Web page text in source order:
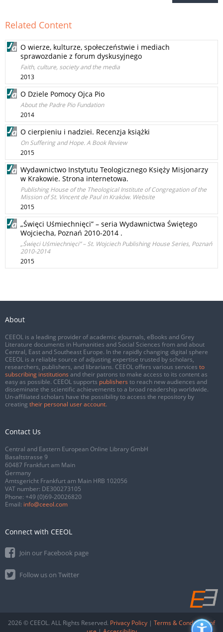
Related Content
O wierze, kulturze, społeczeństwie i mediach
sprawozdanie z forum dyskusyjnego
Faith, culture, society and the media
2013
O Dziele Pomocy Ojca Pio
About the Padre Pio Fundation
2014
O cierpieniu i nadziei. Recenzja książki
On Suffering and Hope. A Book Review
2015
Wydawnictwo Instytutu Teologicznego Księży Misjonarzy
w Krakowie. Strona internetowa.
Publishing House of the Theological Institute of Congregation of the
Mission of St. Vincent de Paul in Kraków. Website
2015
„Święci Uśmiechnięci” – seria Wydawnictwa Świętego
Wojciecha, Poznań 2010-2014 .
„Święci Uśmiechnięci” – St. Wojciech Publishing House Series, Poznań
2010-2014
2015
About
CEEOL is a leading provider of academic eJournals, eBooks and Grey
Literature documents in Humanities and Social Sciences from and about
Central, East and Southeast Europe. In the rapidly changing digital sphere
CEEOL is a reliable source of adjusting expertise trusted by scholars,
researchers, publishers, and librarians. CEEOL offers various services to
subscribing institutions and their patrons to make access to its content as
easy as possible. CEEOL supports publishers to reach new audiences and
disseminate the scientific achievements to a broad readership worldwide.
Un-affiliated scholars have the possibility to access the repository by
creating their personal user account.
Contact Us
Central and Eastern European Online Library GmbH
Basaltstrasse 9
60487 Frankfurt am Main
Germany
Amtsgericht Frankfurt am Main HRB 102056
VAT number: DE300273105
Phone: +49 (0)69-20026820
Email: info@ceeol.com
Connect with CEEOL
Join our Facebook page
Follow us on Twitter
2026 © CEEOL. ALL Rights Reserved. Privacy Policy | Terms & Conditions of